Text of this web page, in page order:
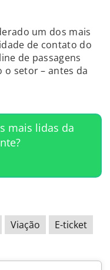
um dos mais
de contato do
de passagens
o setor – antes da
mais lidas da
Viação E-ticket